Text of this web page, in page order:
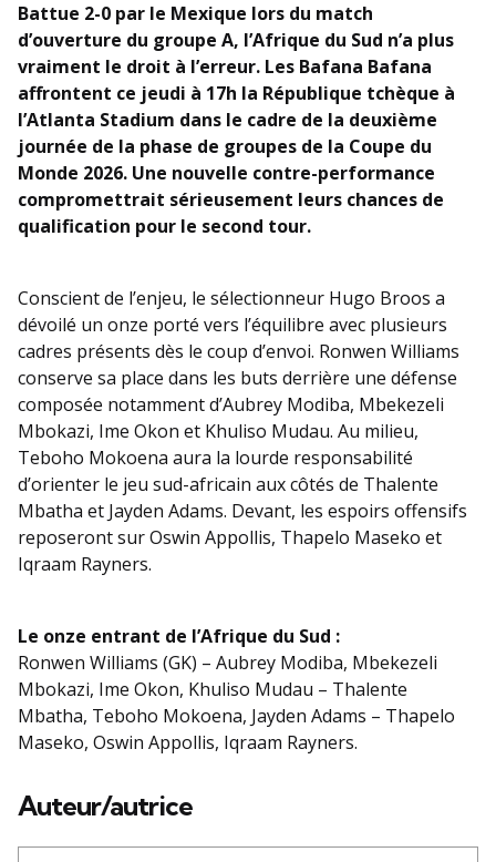
Battue 2-0 par le Mexique lors du match
d’ouverture du groupe A, l’Afrique du Sud n’a plus
vraiment le droit à l’erreur. Les Bafana Bafana
affrontent ce jeudi à 17h la République tchèque à
l’Atlanta Stadium dans le cadre de la deuxième
journée de la phase de groupes de la Coupe du
Monde 2026. Une nouvelle contre-performance
compromettrait sérieusement leurs chances de
qualification pour le second tour.
Conscient de l’enjeu, le sélectionneur Hugo Broos a
dévoilé un onze porté vers l’équilibre avec plusieurs
cadres présents dès le coup d’envoi. Ronwen Williams
conserve sa place dans les buts derrière une défense
composée notamment d’Aubrey Modiba, Mbekezeli
Mbokazi, Ime Okon et Khuliso Mudau. Au milieu,
Teboho Mokoena aura la lourde responsabilité
d’orienter le jeu sud-africain aux côtés de Thalente
Mbatha et Jayden Adams. Devant, les espoirs offensifs
reposeront sur Oswin Appollis, Thapelo Maseko et
Iqraam Rayners.
Le onze entrant de l’Afrique du Sud :
Ronwen Williams (GK) – Aubrey Modiba, Mbekezeli
Mbokazi, Ime Okon, Khuliso Mudau – Thalente
Mbatha, Teboho Mokoena, Jayden Adams – Thapelo
Maseko, Oswin Appollis, Iqraam Rayners.
Auteur/autrice